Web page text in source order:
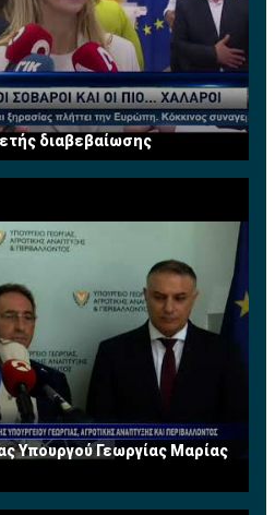
διαβεβαίωσης
Υπουργού Γεωργίας Μαρίας